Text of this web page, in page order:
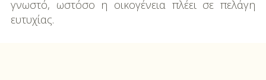
γνωστό, ωστόσο η οικογένεια πλέει σε πελάγη
ευτυχίας.